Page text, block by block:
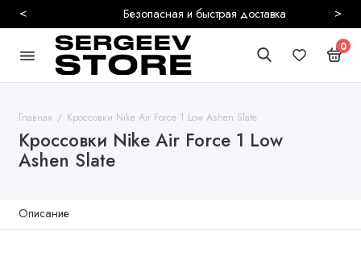
Безопасная и быстрая доставка
< >
0
Главная Кроссовки Nike Air Force 1 Low Ashen Slate
Кроссовки Nike Air Force 1 Low
Ashen Slate
Описание